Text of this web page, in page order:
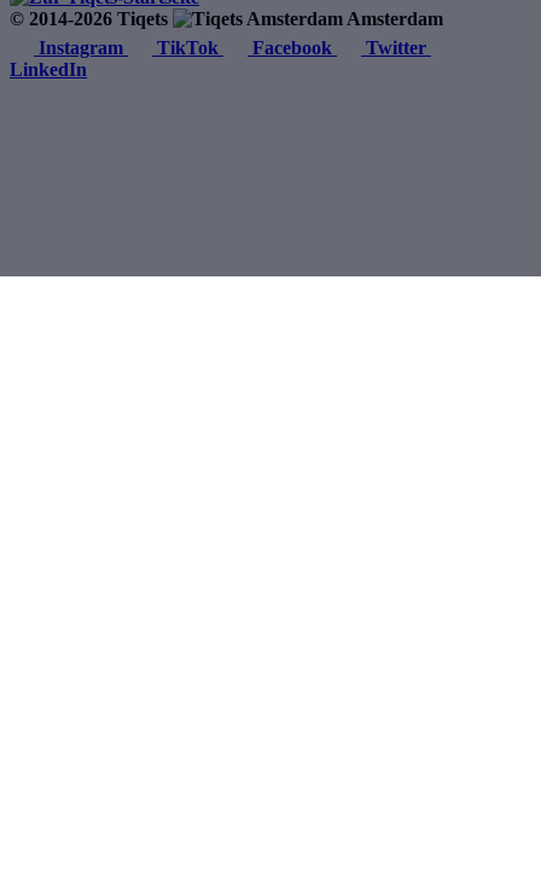
© 2014-2026 Tiqets
Amsterdam
Instagram
TikTok Facebook
Twitter
LinkedIn